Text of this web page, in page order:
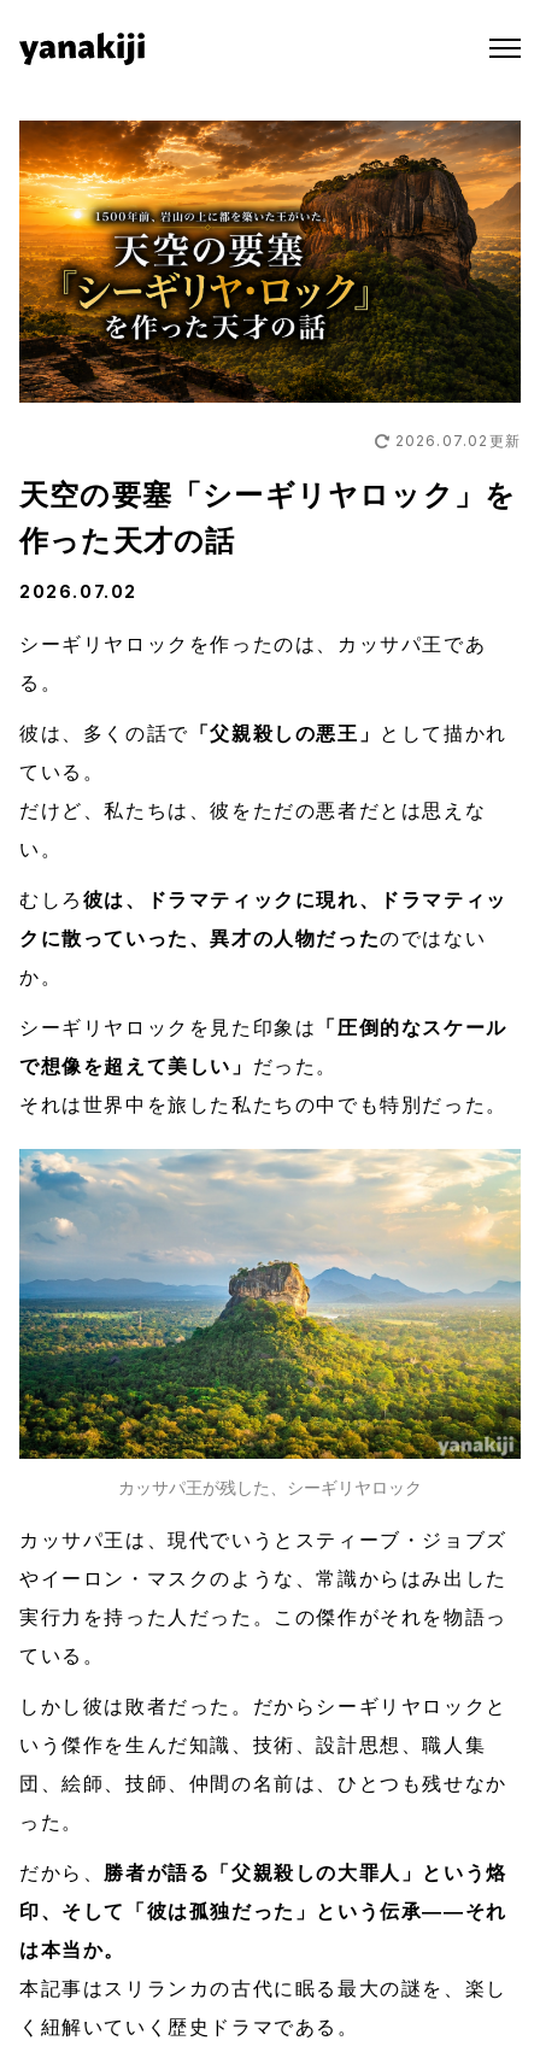
content
2026.07.02 更新
天空の要塞「シーギリヤロック」を
作った天才の話
2026.07.02
シーギリヤロックを作ったのは、カッサパ王であ
る。
彼は、多くの話で 「父親殺しの悪王」
として描かれ
ている。
だけど、私たちは、彼をただの悪者だとは思えな
い。
むしろ 彼は、ドラマティックに現れ、ドラマティッ
クに散っていった、異才の人物だったのではない
か。
シーギリヤロックを見た印象は
「圧倒的なスケール
で想像を超えて美しい」 だった。
それは世界中を旅した私たちの中でも特別だった。
カッサパ王が残した、シーギリヤロック
カッサパ王は、現代でいうとスティーブ・ジョブズ
やイーロン・マスクのような、常識からはみ出した
実行力を持った人だった。この傑作がそれを物語っ
ている。
しかし彼は敗者だった。だからシーギリヤロックと
いう傑作を生んだ知識、技術、設計思想、職人集
団、絵師、技師、仲間の名前は、ひとつも残せなか
った。
だから、 勝者が語る「父親殺しの大罪人」という烙
印、そして「彼は孤独だった」という伝承——それ
は本当か。
本記事はスリランカの古代に眠る最大の謎を、楽し
く紐解いていく歴史ドラマである。